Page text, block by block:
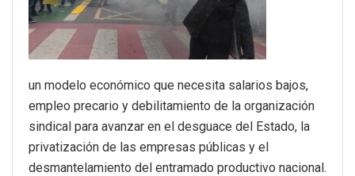
un modelo económico que necesita salarios bajos,
empleo precario y debilitamiento de la organización
sindical para avanzar en el desguace del Estado, la
privatización de las empresas públicas y el
desmantelamiento del entramado productivo nacional.